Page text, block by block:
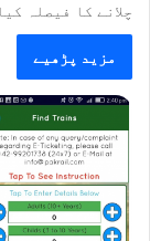
چلانے کا فیصلہ
مزید پڑھیے